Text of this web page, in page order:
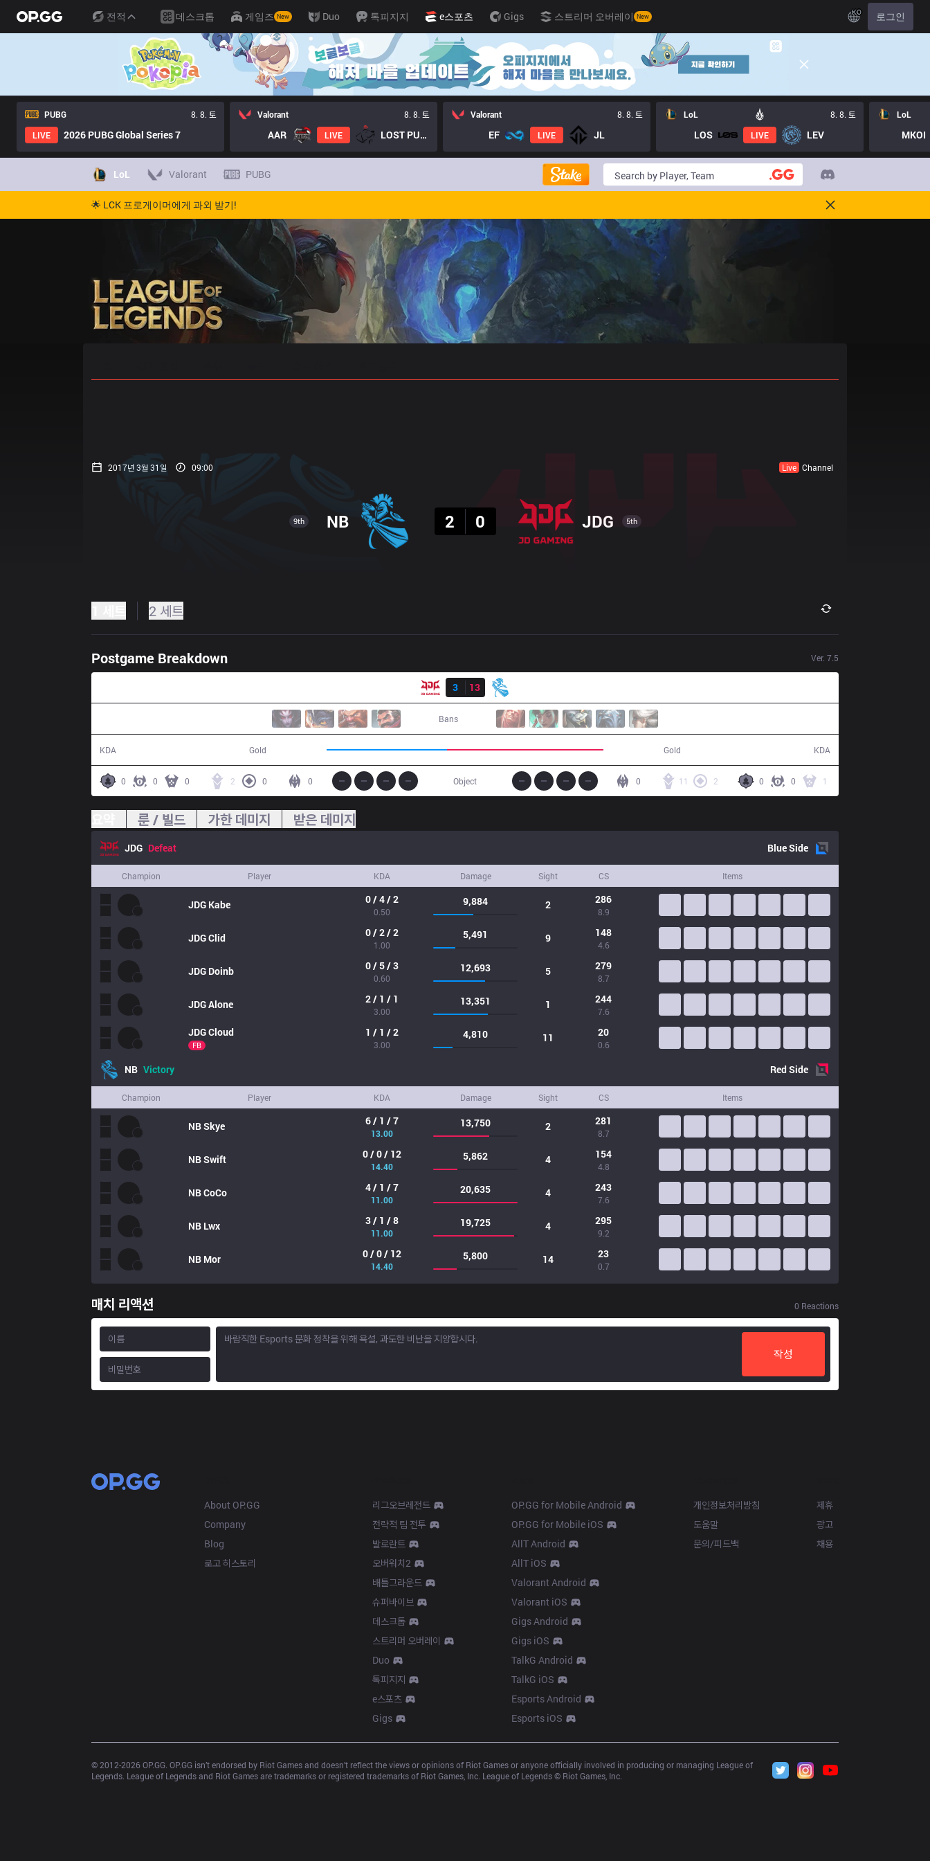
전적 데스크톱 게임즈 New Duo 톡피지지 e스포츠 Gigs 스트리머 오버레이 New KO 로그인
PUBG
8. 8. 토
LIVE
2026 PUBG Global Series 7
Valorant 8. 8. 토
AAR LIVE LOST PUPPIES GC
Valorant 8. 8. 토
EF LIVE JL
LoL 8. 8. 토
LOS LIVE LEV
LoL
MKOI
LoL Valorant PUBG
🌟 LCK 프로게이머에게 과외 받기!
2017년 3월 31일 09:00 Live Channel
9th NB
2
0 JDG 5th
2 세트
Postgame Breakdown Ver. 7.5
3
13
Bans
KDA Gold Gold KDA
0 0 0 2 0 0 0 0 1
11 2
0
Object
룬 / 빌드 가한 데미지 받은 데미지
JDG Defeat BlueSide
Champion Player KDA Damage Sight CS Items
JDG Kabe 0 / 4 / 2
0.50
9,884 2 286
8.9
JDGClid 0 / 2 / 2
1.00
5,491 9 148
4.6
JDG Doinb 0 / 5 / 3
0.60
12,693 5 279
8.7
JDGAlone 2 / 1 / 1
3.00
13,351 1 244
7.6
JDGCloud
FB
1 / 1 / 2
3.00
4,810 11 20
0.6
NB Victory RedSide
Champion Player KDA Damage Sight CS Items
NBSkye 6 / 1 / 7
13.00
13,750 2 281
8.7
NBSwift 0 / 0 / 12
14.40
5,862 4 154
4.8
NBCoCo 4 / 1 / 7
11.00
20,635 4 243
7.6
NB Lwx 3 / 1 / 8
11.00
19,725 4 295
9.2
NB Mor 0 / 0 / 12
14.40
5,800 14 23
0.7
매치 리액션 0 Reactions
작성
About OP.GG
Company
Blog
로고 히스토리
리그오브레전드
전략적 팀 전투
발로란트
오버워치2
배틀그라운드
슈퍼바이브
데스크톱
스트리머 오버레이
Duo
톡피지지
e스포츠
Gigs
OP.GG for Mobile Android
OP.GG for Mobile iOS
AllT Android
AllT iOS
Valorant Android
Valorant iOS
Gigs Android
Gigs iOS
TalkG Android
TalkG iOS
Esports Android
Esports iOS
개인정보처리방침
도움말
문의/피드백
제휴
광고
채용
© 2012-2026 OP.GG. OP.GG isn’t endorsed by Riot Games and doesn’t reflect the views or opinions of Riot Games or anyone officially involved in producing or managing League of
Legends. League of Legends and Riot Games are trademarks or registered trademarks of Riot Games, Inc. League of Legends © Riot Games, Inc.